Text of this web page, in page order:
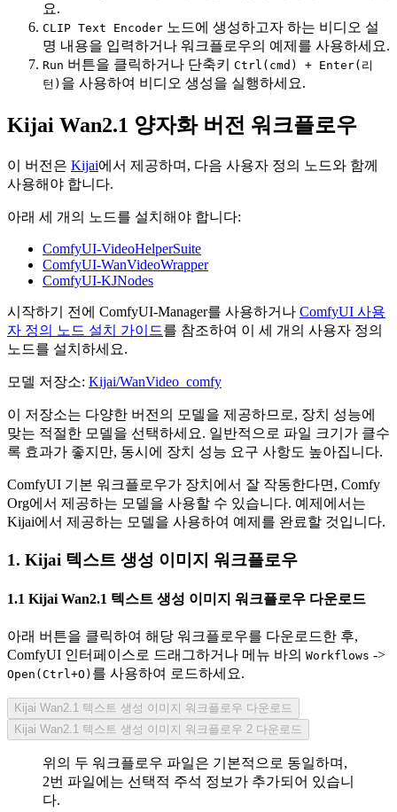
요.
CLIP Text Encoder 노드에 생성하고자 하는 비디오 설
명 내용을 입력하거나 워크플로우의 예제를 사용하세요.
Run 버튼을 클릭하거나 단축키 Ctrl(cmd) + Enter(리
턴) 을 사용하여 비디오 생성을 실행하세요.
Kijai Wan2.1 양자화 버전 워크플로우
이 버전은 Kijai에서 제공하며, 다음 사용자 정의 노드와 함께
사용해야 합니다.
아래 세 개의 노드를 설치해야 합니다:
ComfyUI-VideoHelperSuite
ComfyUI-WanVideoWrapper
ComfyUI-KJNodes
시작하기 전에 ComfyUI-Manager를 사용하거나 ComfyUI 사용
자 정의 노드 설치 가이드를 참조하여 이 세 개의 사용자 정의
노드를 설치하세요.
모델 저장소: Kijai/WanVideo_comfy
이 저장소는 다양한 버전의 모델을 제공하므로, 장치 성능에
맞는 적절한 모델을 선택하세요. 일반적으로 파일 크기가 클수
록 효과가 좋지만, 동시에 장치 성능 요구 사항도 높아집니다.
ComfyUI 기본 워크플로우가 장치에서 잘 작동한다면, Comfy
Org에서 제공하는 모델을 사용할 수 있습니다. 예제에서는
Kijai에서 제공하는 모델을 사용하여 예제를 완료할 것입니다.
1. Kijai 텍스트 생성 이미지 워크플로우
1.1 Kijai Wan2.1 텍스트 생성 이미지 워크플로우 다운로드
아래 버튼을 클릭하여 해당 워크플로우를 다운로드한 후,
ComfyUI 인터페이스로 드래그하거나 메뉴 바의 Workflows ->
Open(Ctrl+O) 를 사용하여 로드하세요.
Kijai Wan2.1 텍스트 생성 이미지 워크플로우 다운로드
Kijai Wan2.1 텍스트 생성 이미지 워크플로우 2 다운로드
위의 두 워크플로우 파일은 기본적으로 동일하며,
2번 파일에는 선택적 주석 정보가 추가되어 있습니
다.